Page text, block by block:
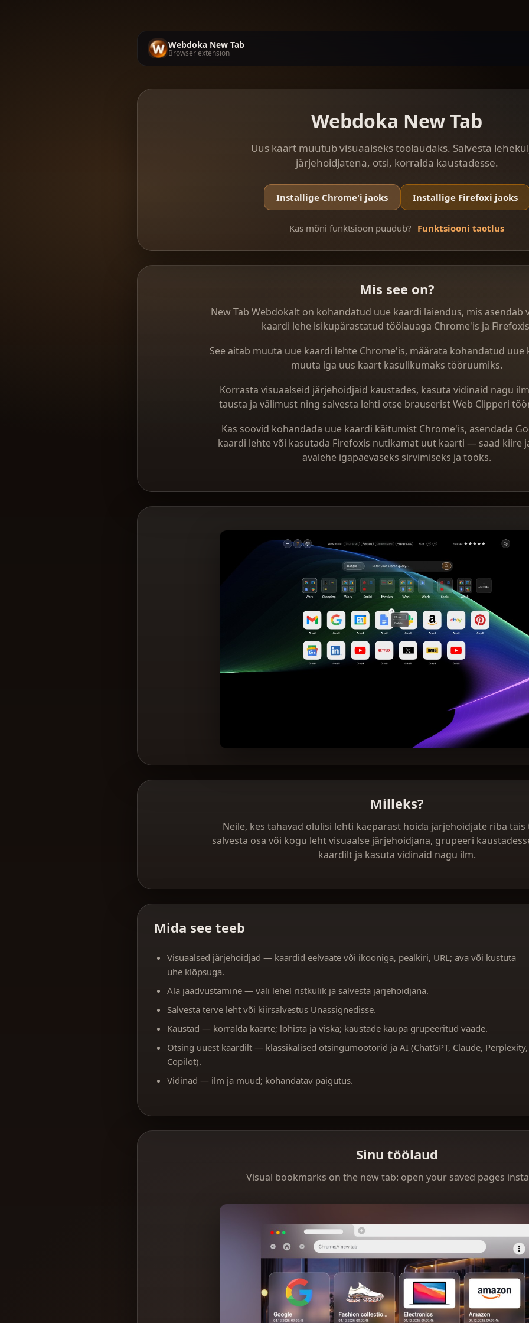
Webdoka New Tab
Browser extension
Webdoka New Tab
Uus kaart muutub visuaalseks töölaudaks. Salvesta
järjehoidjatena, otsi, korralda kaustadesse.
Installige Chrome'i jaoks Installige Firefoxi jaoks
Kas mõni funktsioon puudub? Funktsiooni taotlus
Mis see on?
New Tab Webdokalt on kohandatud uue kaardi laiendus, mis asendab
kaardi lehe isikupärastatud töölauaga Chrome'is ja
See aitab muuta uue kaardi lehte Chrome'is, määrata kohandatud uue
muuta iga uus kaart kasulikumaks tööruumiks.
Korrasta visuaalseid järjehoidjaid kaustades, kasuta vidinaid nagu
tausta ja välimust ning salvesta lehti otse brauserist Web Clipperi
Kas soovid kohandada uue kaardi käitumist Chrome'is, asendada
kaardi lehte või kasutada Firefoxis nutikamat uut kaarti — saad kiire
avalehe igapäevaseks sirvimiseks ja tööks.
Milleks?
Neile, kes tahavad olulisi lehti käepärast hoida järjehoidjate riba
salvesta osa või kogu leht visuaalse järjehoidjana, grupeeri
kaardilt ja kasuta vidinaid nagu ilm.
Mida see teeb
Visuaalsed järjehoidjad — kaardid eelvaate või ikooniga, pealkiri, URL; ava või kustuta
ühe klõpsuga.
Ala jäädvustamine — vali lehel ristkülik ja salvesta järjehoidjana.
Salvesta terve leht või kiirsalvestus Unassignedisse.
Kaustad — korralda kaarte; lohista ja viska; kaustade kaupa grupeeritud vaade.
Otsing uuest kaardilt — klassikalised otsingumootorid ja AI (ChatGPT, Claude, Perplexity,
Copilot).
Vidinad — ilm ja muud; kohandatav paigutus.
Sinu töölaud
Visual bookmarks on the new tab: open your saved pages